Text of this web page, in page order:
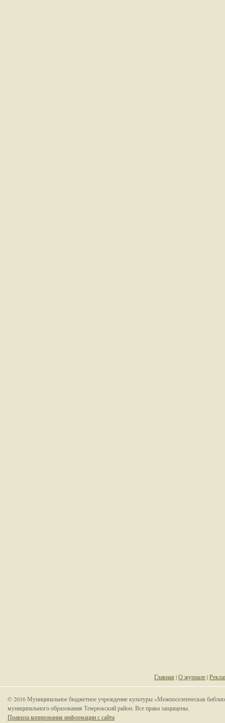
Главная |О журнале|
© 2016 Муниципальное бюджетное учреждение культуры «Межпоселенческая
муниципального образования Темрюкский район. Все права защищены.
Правила копирования информации с сайта